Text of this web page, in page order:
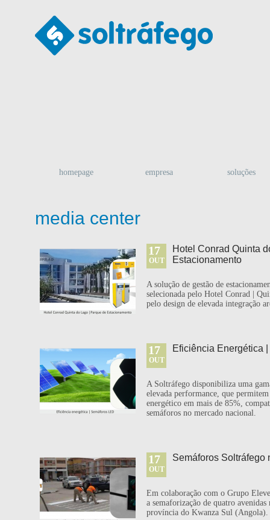
homepage empresa soluções
media center
17
OUT
Hotel Conrad Quinta
Estacionamento
A solução de gestão de
selecionada pelo Hotel Conrad |
pelo design de elevada integração
17
OUT
Eficiência Energética
A Soltráfego disponibiliza uma
elevada performance, que
energético em mais de 85%,
semáforos no mercado nacional.
17
OUT
Semáforos Soltráfego
Em colaboração com o Grupo
a semaforização de quatro
província do Kwanza Sul (Angola).